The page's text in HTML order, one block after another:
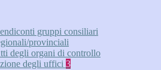
gruppi consiliari
provinciali
degli organi di controllo
degli uffici 3